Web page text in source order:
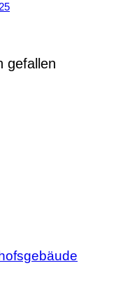
gefallen